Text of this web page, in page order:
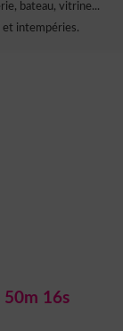
bateau, vitrine...
et intempéries.
50m 15s